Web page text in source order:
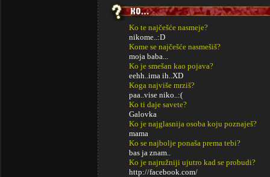
Ko te najčešće nasmeje?
nikome..:D
Kome se najčešće nasmešiš?
moja baba...
Ko je smešan kao pojava?
eehh..ima ih..XD
Koga najviše mrziš?
paa..vise niko..:(
Ko ti daje savete?
Galovka
Ko je najglasnija osoba koju poznaješ?
mama
Ko se najbolje ponaša prema tebi?
bas ja znam..
Ko je najružniji ujutro kad se probudi?
http://facebook.com/